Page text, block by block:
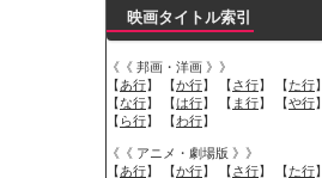
映画タイトル索引
《《 邦画・洋画 》》
【あ行】 【か行】 【さ行】 【た行】
【な行】 【は行】 【 ま行】 【や行】
【 ら行】 【わ行】
《《 アニメ・劇場版 》》
【あ行】 【か行】 【さ行】 【た行】